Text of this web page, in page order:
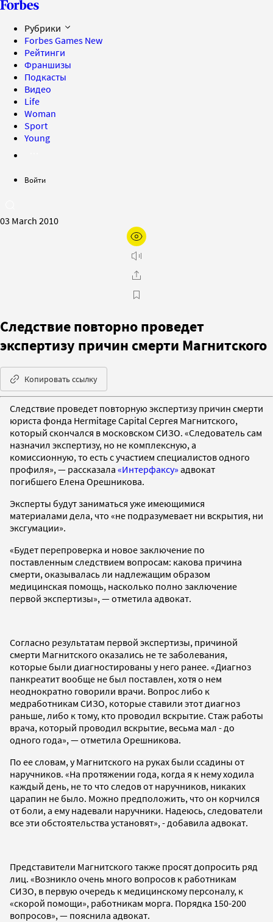
Рубрики
Forbes Games New
Рейтинги
Франшизы
Подкасты
Видео
Life
Woman
Sport
Young
Войти
03 March 2010
Следствие повторно проведет
экспертизу причин смерти Магнитского
Копировать ссылку
Следствие проведет повторную экспертизу причин смерти
юриста фонда Hermitage Capital Сергея Магнитского,
который скончался в московском СИЗО. «Следователь сам
назначил экспертизу, но не комплексную, а
комиссионную, то есть с участием специалистов одного
профиля», — рассказала «Интерфаксу» адвокат
погибшего Елена Орешникова.
Эксперты будут заниматься уже имеющимися
материалами дела, что «не подразумевает ни вскрытия, ни
эксгумации».
«Будет перепроверка и новое заключение по
поставленным следствием вопросам: какова причина
смерти, оказывалась ли надлежащим образом
медицинская помощь, насколько полно заключение
первой экспертизы», — отметила адвокат.
Согласно результатам первой экспертизы, причиной
смерти Магнитского оказались не те заболевания,
которые были диагностированы у него ранее. «Диагноз
панкреатит вообще не был поставлен, хотя о нем
неоднократно говорили врачи. Вопрос либо к
медработникам СИЗО, которые ставили этот диагноз
раньше, либо к тому, кто проводил вскрытие. Стаж работы
врача, который проводил вскрытие, весьма мал - до
одного года», — отметила Орешникова.
По ее словам, у Магнитского на руках были ссадины от
наручников. «На протяжении года, когда я к нему ходила
каждый день, не то что следов от наручников, никаких
царапин не было. Можно предположить, что он корчился
от боли, а ему надевали наручники. Надеюсь, следователи
все эти обстоятельства установят», - добавила адвокат.
Представители Магнитского также просят допросить ряд
лиц. «Возникло очень много вопросов к работникам
СИЗО, в первую очередь к медицинскому персоналу, к
«скорой помощи», работникам морга. Порядка 150-200
вопросов», — пояснила адвокат.